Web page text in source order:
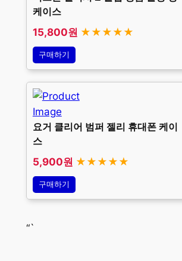
케이스
15,800원 ★★★★★
구매하기
요거 클리어 범퍼 젤리 휴대폰 케이
스
5,900원 ★★★★★
구매하기
“`